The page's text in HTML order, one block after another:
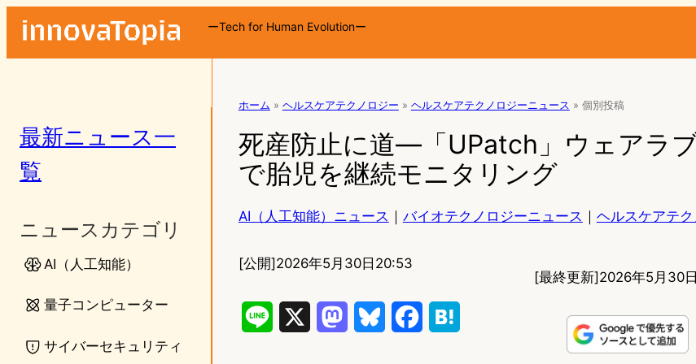
ーTech for Human Evolutionー
最新ニュース一
覧
ニュースカテゴリ
AI（人工知能）
量子コンピューター
サイバーセキュリティ
ホーム » ヘルスケアテクノロジー » ヘルスケアテクノロジーニュース » 個別投稿
死産防止に道―「UPatch」ウェアラ
で胎児を継続モニタリング
AI（人工知能）ニュース ｜ バイオテクノロジーニュース ｜ ヘルスケアテ
[公開]2026年5月30日20:53
[最終更新]2026年5月30